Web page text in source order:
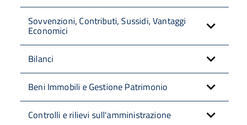
Sovvenzioni, Contributi, Sussidi, Vantaggi
Economici
Bilanci
Beni Immobili e Gestione Patrimonio
Controlli e rilievi sull'amministrazione